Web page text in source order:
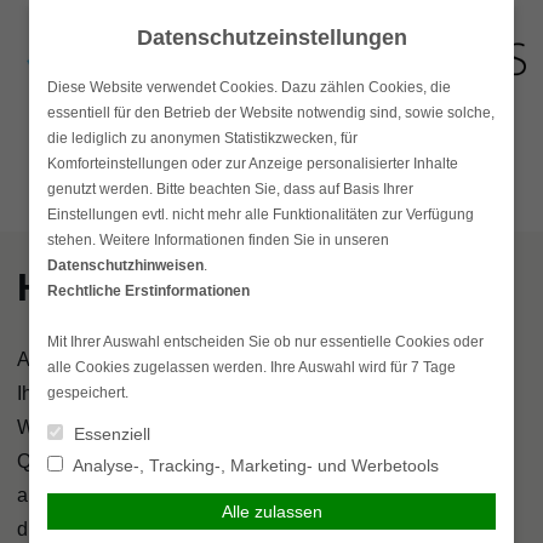
content
Suchen
nach:
simplr-Login
Hauptmenü
Hausrat
Als Mieter einer Wohnung oder als Hauseigentümer sind
Ihnen bereits häufige Gefahrenquellen bekannt, die Ihre
Wohnung und Ihr Inventar gefährden können. Zu diesen
Quellen zählen Feuer- und Leitungswasserschäden, aber
auch Hagel und Einbruch. Tritt ein Schadensfall ein, kann
die Schadenssumme schnell sehr groß werden. In dieser
Datenschutzeinstellungen
Diese Website verwendet Cookies. Dazu zählen Cookies, die
essentiell für den Betrieb der Website notwendig sind, sowie solche,
die lediglich zu anonymen Statistikzwecken, für
Komforteinstellungen oder zur Anzeige personalisierter Inhalte
genutzt werden. Bitte beachten Sie, dass auf Basis Ihrer
Einstellungen evtl. nicht mehr alle Funktionalitäten zur Verfügung
stehen. Weitere Informationen finden Sie in unseren
Datenschutzhinweisen.
Rechtliche Erstinformationen
Mit Ihrer Auswahl entscheiden Sie ob nur essentielle Cookies oder
alle Cookies zugelassen werden. Ihre Auswahl wird für 7 Tage
gespeichert.
Essenziell
Analyse-, Tracking-, Marketing- und Werbetools
Alle zulassen